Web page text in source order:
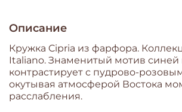
Описание
Кружка Cipria из фарфора.
Italiano. Знаменитый мотив синей
контрастирует с пудрово-
окутывая атмосферой Востока
расслабления.